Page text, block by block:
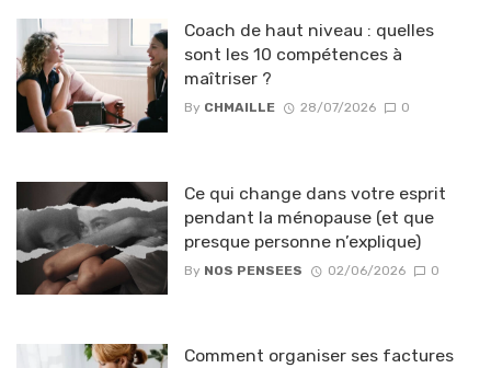
Coach de haut niveau : quelles
sont les 10 compétences à
maîtriser ?
By CHMAILLE 28/07/2026 0
Ce qui change dans votre esprit
pendant la ménopause (et que
presque personne n’explique)
By NOS PENSEES 02/06/2026 0
Comment organiser ses factures